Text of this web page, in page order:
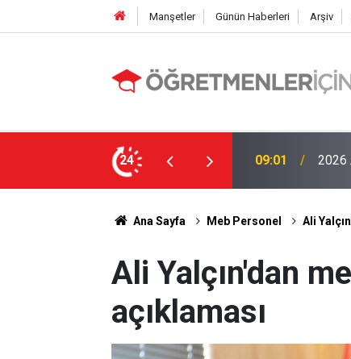
Manşetler Günün Haberleri Arşiv
24
En Çok Öğretmen Aradığı 15 Branş! 19:00
Ana Sayfa Meb Personel Ali
Ali Yalçın'dan
açıklaması